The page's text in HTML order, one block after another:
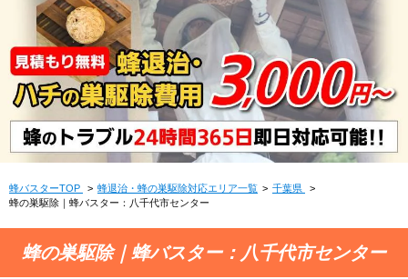
蜂バスターTOP 蜂退治・蜂の巣駆除対応エリア一覧
千葉県
蜂の巣駆除｜蜂バスター：八千代市センター
蜂の巣駆除｜蜂バスター：八千代市センター